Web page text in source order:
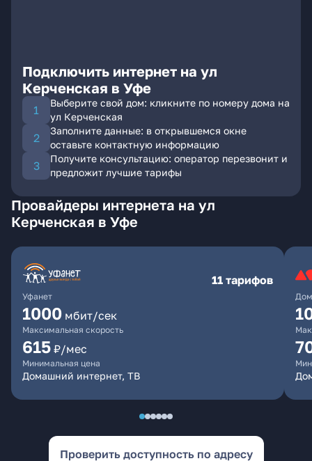
Подключить интернет на ул
Керченская в Уфе
Выберите свой дом: кликните по номеру дома на
ул Керченская
Заполните данные: в открывшемся окне
оставьте контактную информацию
Получите консультацию: оператор перезвонит и
предложит лучшие тарифы
Провайдеры интернета на ул
Керченская в Уфе
Уфанет
11 тарифов
1000 мбит/сек
Максимальная скорость
615 ₽/мес
Минимальная цена
Домашний интернет, ТВ
Проверить доступность по адресу